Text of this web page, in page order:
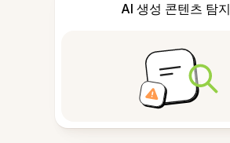
AI 생성 콘텐츠 탐지